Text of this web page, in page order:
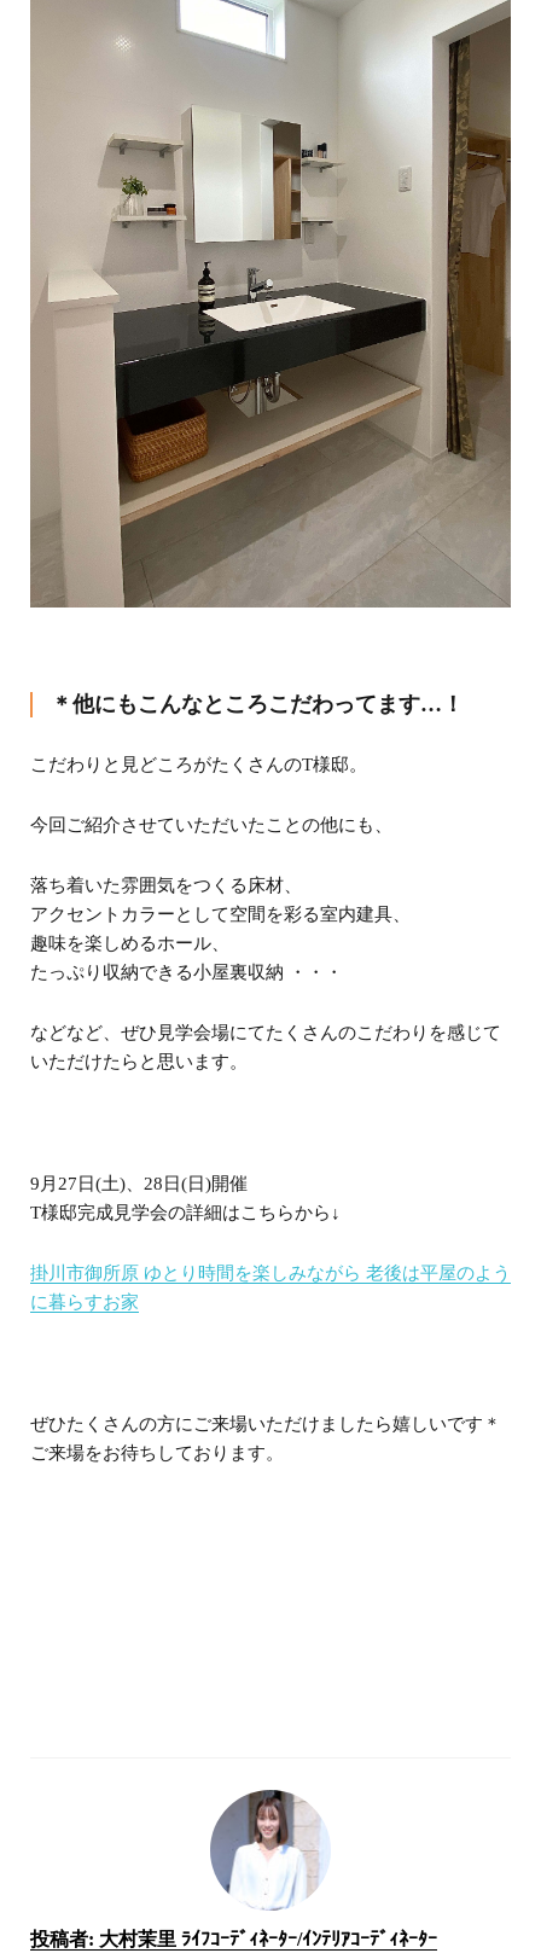
＊他にもこんなところこだわってます…！
こだわりと見どころがたくさんのT様邸。
今回ご紹介させていただいたことの他にも、
落ち着いた雰囲気をつくる床材、
アクセントカラーとして空間を彩る室内建具、
趣味を楽しめるホール、
たっぷり収納できる小屋裏収納 ・・・
などなど、ぜひ見学会場にてたくさんのこだわりを感じて
いただけたらと思います。
9月27日(土)、28日(日)開催
T様邸完成見学会の詳細はこちらから↓
掛川市御所原 ゆとり時間を楽しみながら 老後は平屋のよう
に暮らすお家
ぜひたくさんの方にご来場いただけましたら嬉しいです＊
ご来場をお待ちしております。
投稿者: 大村茉里 ﾗｲﾌｺｰﾃﾞｨﾈｰﾀｰ/ｲﾝﾃﾘｱｺｰﾃﾞｨﾈｰﾀｰ